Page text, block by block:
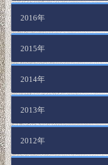
2016年
2015年
2014年
2013年
2012年